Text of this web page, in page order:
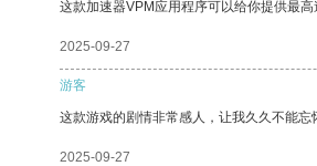
这款加速器VPM应用程序可以给你提供最
2025-09-27
游客
这款游戏的剧情非常感人，让我久久不能忘
2025-09-27